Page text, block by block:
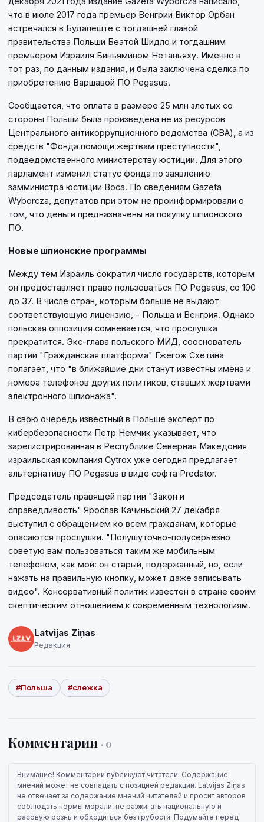
что в июле 2017 года премьер Венгрии Виктор Орбан
встречался в Будапеште с тогдашней главой
правительства Польши Беатой Шидло и тогдашним
премьером Израиля Биньямином Нетаньяху. Именно в
тот раз, по данным издания, и была заключена сделка по
приобретению Варшавой ПО Pegasus.
Сообщается, что оплата в размере 25 млн злотых со
стороны Польши была произведена не из ресурсов
Центрального антикоррупционного ведомства (CBA), а из
средств "Фонда помощи жертвам преступности",
подведомственного министерству юстиции. Для этого
парламент изменил статус фонда по заявлению
замминистра юстиции Воса. По сведениям Gazeta
Wyborcza, депутатов при этом не проинформировали о
том, что деньги предназначены на покупку шпионского
ПО.
Новые шпионские программы
Между тем Израиль сократил число государств, которым
он предоставляет право пользоваться ПО Pegasus, со 100
до 37. В числе стран, которым больше не выдают
соответствующую лицензию, - Польша и Венгрия. Однако
польская оппозиция сомневается, что прослушка
прекратится. Экс-глава польского МИД, сооснователь
партии "Гражданская платформа" Гжегож Схетина
полагает, что "в ближайшие дни станут известны имена и
номера телефонов других политиков, ставших жертвами
электронного шпионажа".
В свою очередь известный в Польше эксперт по
кибербезопасности Петр Немчик указывает, что
зарегистрированная в Республике Северная Македония
израильская компания Cytrox уже сегодня предлагает
альтернативу ПО Pegasus в виде софта Predator.
Председатель правящей партии "Закон и
справедливость" Ярослав Качиньский 27 декабря
выступил с обращением ко всем гражданам, которые
опасаются прослушки. "Полушуточно-полусерьезно
советую вам пользоваться таким же мобильным
телефоном, как мой: он старый, подержанный, но, если
нажать на правильную кнопку, может даже записывать
видео". Консервативный политик известен в стране своим
скептическим отношением к современным технологиям.
Latvijas Ziņas
Редакция
#Польша #слежка
Комментарии · 0
Внимание! Комментарии публикуют читатели. Содержание
мнений может не совпадать с позицией редакции. Latvijas Ziņas
не отвечает за содержание мнений читателей и просит авторов
соблюдать нормы морали, не разжигать национальную и
расовую рознь и обходиться без грубости. Подумайте перед